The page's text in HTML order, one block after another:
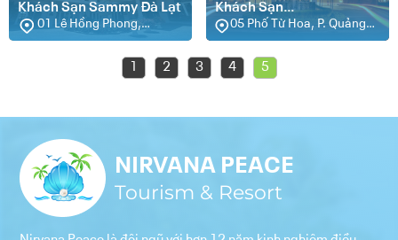
Khách Sạn Sammy Đà Lạt
01 Lê Hồng Phong,
Phường 4, Đà Lạt
Khách Sạn
InterContinental Hanoi
Westlake
05 Phố Từ Hoa, P. Quảng
An, Quận Tây Hồ, Hà Nội
2 3 4 5
NIRVANA PEACE
Tourism & Resort